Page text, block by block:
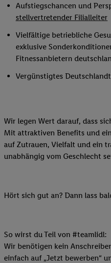
Aufstiegschancen und
stellvertretender Filialleiter
Vielfältige betriebliche
exklusive
Fitnessanbietern
Vergünstigtes
Wir legen Wert darauf, dass
Mit attraktiven Benefits und
auf Zutrauen, Vielfalt und ein
unabhängig vom Geschlecht
Hört sich gut an? Dann lass
So wirst du Teil von #teamlidl:
Wir benötigen kein
einfach auf „Jetzt bewerben“